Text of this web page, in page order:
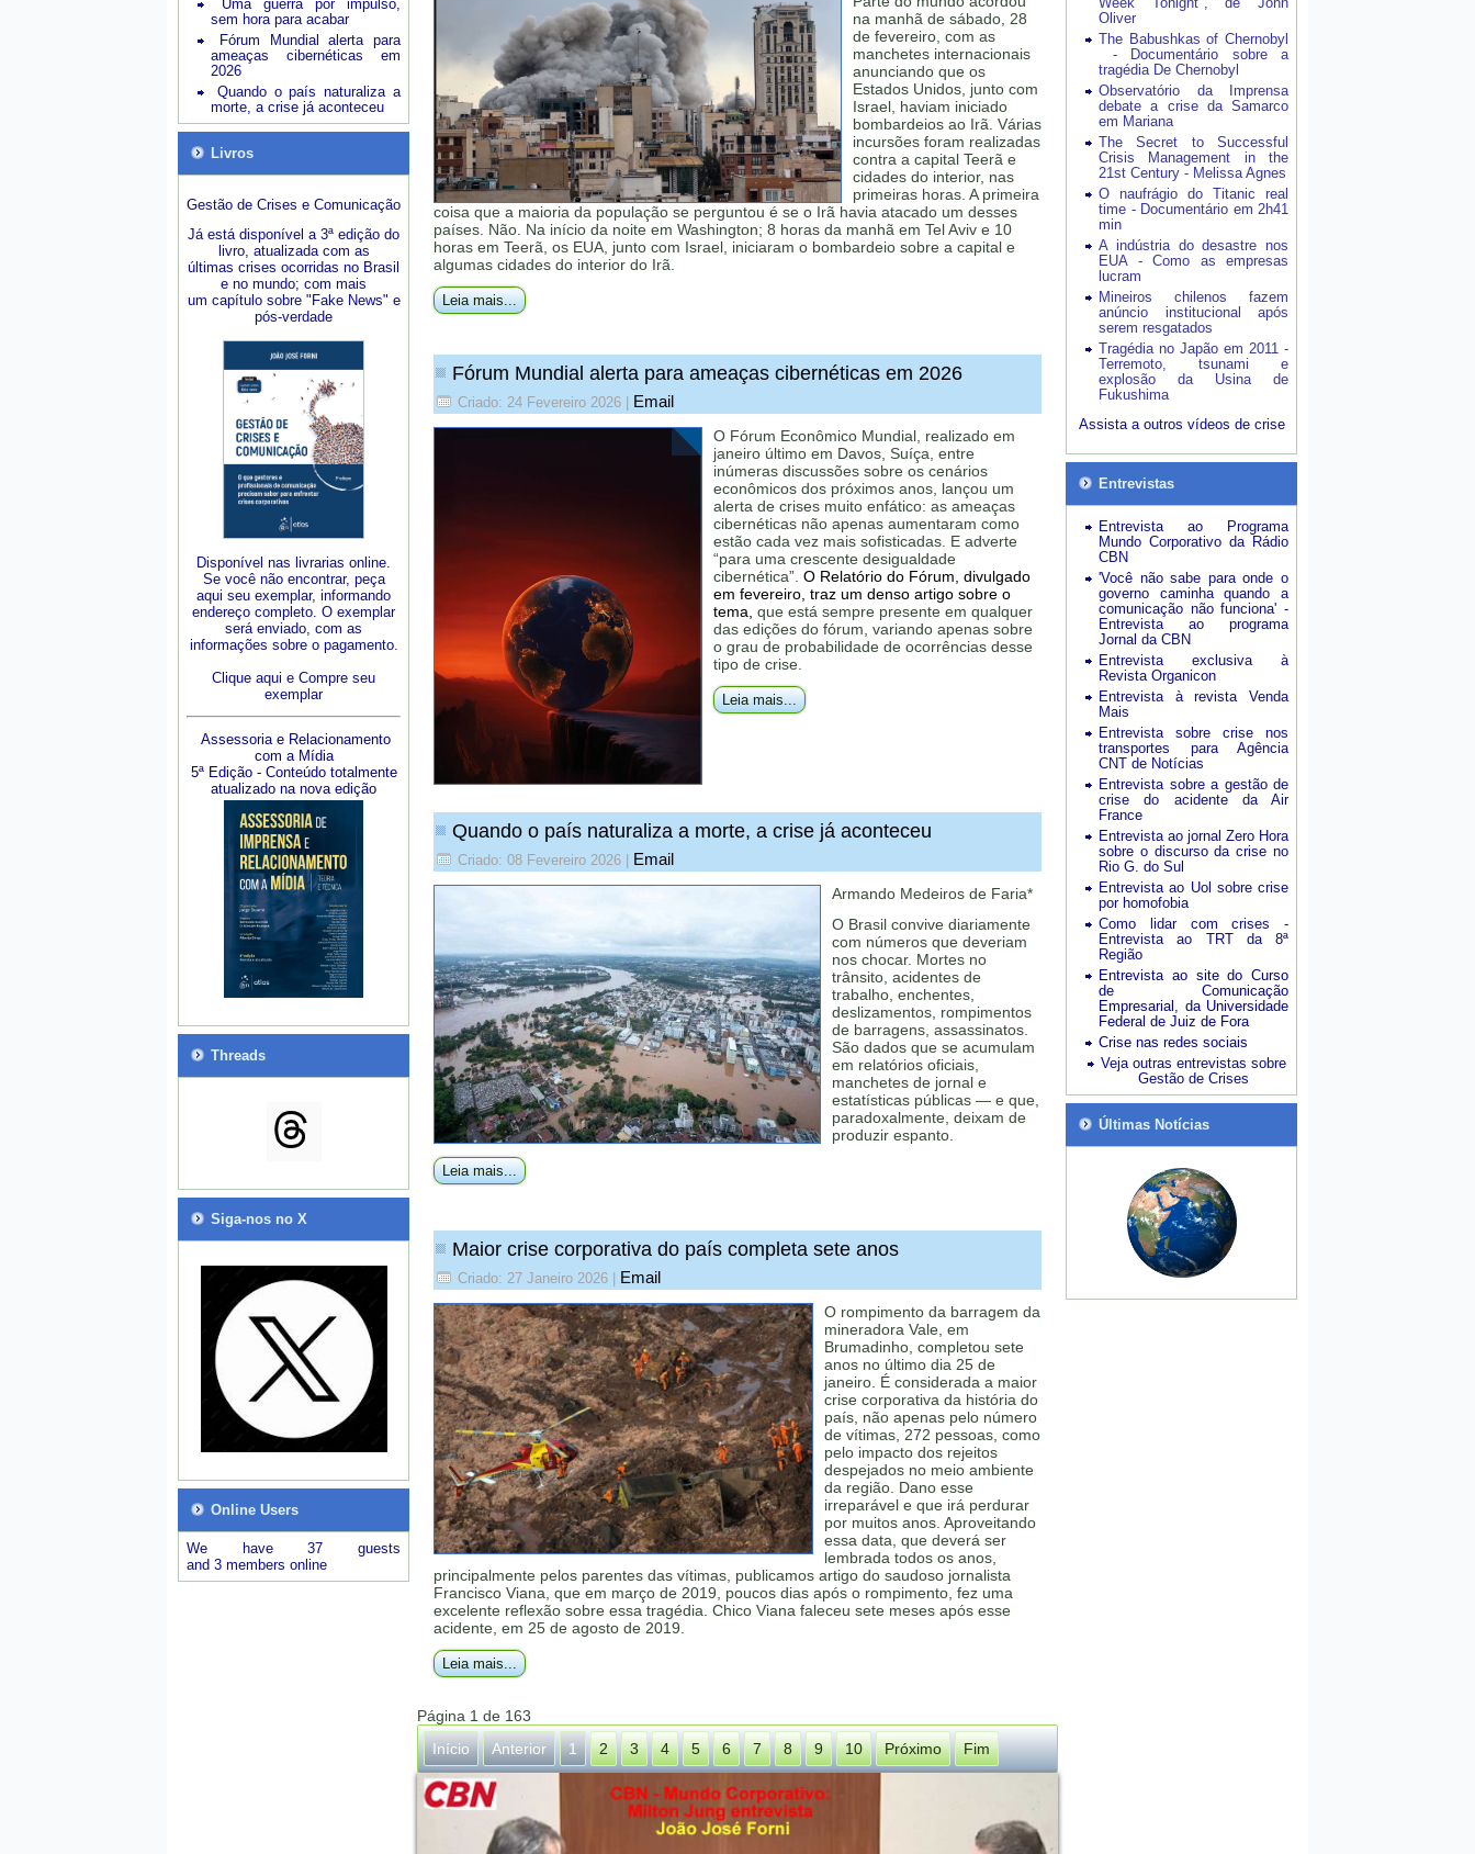
Uma guerra por impulso,
sem hora para acabar
Fórum Mundial alerta para
ameaças cibernéticas em
2026
Quando o país naturaliza a
morte, a crise já aconteceu
Livros
Gestão de Crises e Comunicação
Já está disponível a 3ª edição do
livro, atualizada com as
últimas crises ocorridas no Brasil
e no mundo; com mais
um capítulo sobre "Fake News" e
pós-verdade
Disponível nas livrarias online.
Se você não encontrar, peça
aqui seu exemplar, informando
endereço completo. O exemplar
será enviado, com as
informações sobre o pagamento.
Clique aqui e Compre seu
exemplar
Assessoria e Relacionamento
com a Mídia
5ª Edição - Conteúdo totalmente
atualizado na nova edição
Threads
Siga-nos no X
Online Users
We have 37 guests
and 3 members online
na manhã de sábado, 28
de fevereiro, com as
manchetes internacionais
anunciando que os
Estados Unidos, junto com
Israel, haviam iniciado
bombardeios ao Irã. Várias
incursões foram realizadas
contra a capital Teerã e
cidades do interior, nas
primeiras horas. A primeira
coisa que a maioria da população se perguntou é se o Irã havia atacado um desses
países. Não. Na início da noite em Washington; 8 horas da manhã em Tel Aviv e 10
horas em Teerã, os EUA, junto com Israel, iniciaram o bombardeio sobre a capital e
algumas cidades do interior do Irã.
Leia mais...
Fórum Mundial alerta para ameaças cibernéticas em 2026
Criado: 24 Fevereiro 2026 Email
O Fórum Econômico Mundial, realizado em
janeiro último em Davos, Suíça, entre
inúmeras discussões sobre os cenários
econômicos dos próximos anos, lançou um
alerta de crises muito enfático: as ameaças
cibernéticas não apenas aumentaram como
estão cada vez mais sofisticadas. E adverte
“para uma crescente desigualdade
cibernética”. O Relatório do Fórum, divulgado
em fevereiro, traz um denso artigo sobre o
tema, que está sempre presente em qualquer
das edições do fórum, variando apenas sobre
o grau de probabilidade de ocorrências desse
tipo de crise.
Leia mais...
Quando o país naturaliza a morte, a crise já aconteceu
Criado: 08 Fevereiro 2026 Email
Armando Medeiros de Faria*
O Brasil convive diariamente
com números que deveriam
nos chocar. Mortes no
trânsito, acidentes de
trabalho, enchentes,
deslizamentos, rompimentos
de barragens, assassinatos.
São dados que se acumulam
em relatórios oficiais,
manchetes de jornal e
estatísticas públicas — e que,
paradoxalmente, deixam de
produzir espanto.
Leia mais...
Maior crise corporativa do país completa sete anos
Criado: 27 Janeiro 2026 Email
O rompimento da barragem da
mineradora Vale, em
Brumadinho, completou sete
anos no último dia 25 de
janeiro. É considerada a maior
crise corporativa da história do
país, não apenas pelo número
de vítimas, 272 pessoas, como
pelo impacto dos rejeitos
despejados no meio ambiente
da região. Dano esse
irreparável e que irá perdurar
por muitos anos. Aproveitando
essa data, que deverá ser
lembrada todos os anos,
principalmente pelos parentes das vítimas, publicamos artigo do saudoso jornalista
Francisco Viana, que em março de 2019, poucos dias após o rompimento, fez uma
excelente reflexão sobre essa tragédia. Chico Viana faleceu sete meses após esse
acidente, em 25 de agosto de 2019.
Leia mais...
Página 1 de 163
Início
Anterior 1 2 3 4 5 6 7 8 9 10 Próximo Fim
Oliver
The Babushkas of Chernobyl
- Documentário sobre a
tragédia De Chernobyl
Observatório da Imprensa
debate a crise da Samarco
em Mariana
The Secret to Successful
Crisis Management in the
21st Century - Melissa Agnes
O naufrágio do Titanic real
time - Documentário em 2h41
min
A indústria do desastre nos
EUA - Como as empresas
lucram
Mineiros chilenos fazem
anúncio institucional após
serem resgatados
Tragédia no Japão em 2011 -
Terremoto, tsunami e
explosão da Usina de
Fukushima
Assista a outros vídeos de crise
Entrevistas
Entrevista ao Programa
Mundo Corporativo da Rádio
CBN
'Você não sabe para onde o
governo caminha quando a
comunicação não funciona' -
Entrevista ao programa
Jornal da CBN
Entrevista exclusiva à
Revista Organicon
Entrevista à revista Venda
Mais
Entrevista sobre crise nos
transportes para Agência
CNT de Notícias
Entrevista sobre a gestão de
crise do acidente da Air
France
Entrevista ao jornal Zero Hora
sobre o discurso da crise no
Rio G. do Sul
Entrevista ao Uol sobre crise
por homofobia
Como lidar com crises -
Entrevista ao TRT da 8ª
Região
Entrevista ao site do Curso
de Comunicação
Empresarial, da Universidade
Federal de Juiz de Fora
Crise nas redes sociais
Veja outras entrevistas sobre
Gestão de Crises
Últimas Notícias